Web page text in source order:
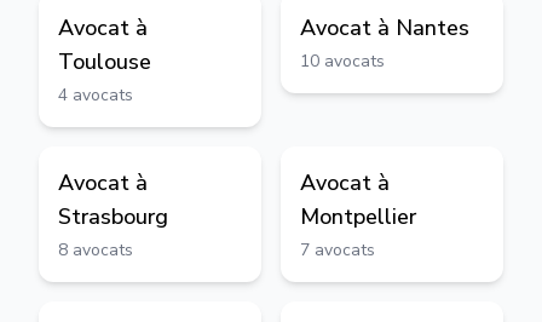
Avocat à
Toulouse
4 avocats
Avocat à Nantes
10 avocats
Avocat à
Strasbourg
8 avocats
Avocat à
Montpellier
7 avocats